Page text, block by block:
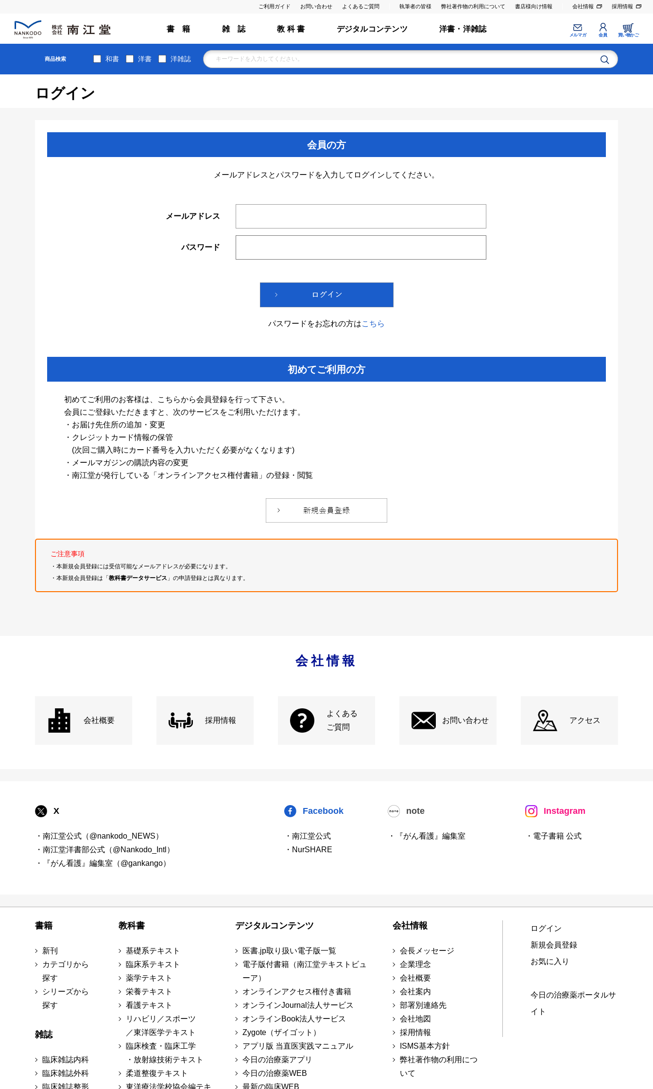
ご利用ガイド お問い合わせ よくあるご質問 執筆者の皆様 弊社著作物の利用について 書店様向け情報 会社情報 採用情報
書 籍 雑 誌 教 科 書 デジタルコンテンツ 洋書・洋雑誌
メルマガ 会員 買い物かご
商品検索 和書 洋書 洋雑誌
ログイン
会員の方
メールアドレスとパスワードを入力してログインしてください。
メールアドレス
パスワード
パスワードをお忘れの方はこちら
初めてご利用の方
初めてご利用のお客様は、こちらから会員登録を行って下さい。
会員にご登録いただきますと、次のサービスをご利用いただけます。
・お届け先住所の追加・変更
・クレジットカード情報の保管
(次回ご購入時にカード番号を入力いただく必要がなくなります)
・メールマガジンの購読内容の変更
・南江堂が発行している「オンラインアクセス権付書籍」の登録・閲覧
ご注意事項
・本新規会員登録には受信可能なメールアドレスが必要になります。
・本新規会員登録は「教科書データサービス 」の申請登録とは異なります。
会社情報
会社概要 採用情報
よくある
ご質問
お問い合わせ アクセス
X
・南江堂公式（@nankodo_NEWS）
・南江堂洋書部公式（@Nankodo_Intl）
・『がん看護』編集室（@gankango）
Facebook
・南江堂公式
・NurSHARE
note
・『がん看護』編集室
Instagram
・電子書籍 公式
書籍
新刊
カテゴリから
探す
シリーズから
探す
雑誌
臨床雑誌内科
臨床雑誌外科
臨床雑誌整形
教科書
基礎系テキスト
臨床系テキスト
薬学テキスト
栄養テキスト
看護テキスト
リハビリ／スポーツ
／東洋医学テキスト
臨床検査・臨床工学
・放射線技術テキスト
柔道整復テキスト
東洋療法学校協会編テキ
デジタルコンテンツ
医書.jp取り扱い電子版一覧
電子版付書籍（南江堂テキストビュ
ーア）
オンラインアクセス権付き書籍
オンラインJournal法人サービス
オンラインBook法人サービス
Zygote（ザイゴット）
アプリ版 当直医実践マニュアル
今日の治療薬アプリ
今日の治療薬WEB
最新の臨床WEB
会社情報
会長メッセージ
企業理念
会社概要
会社案内
部署別連絡先
会社地図
採用情報
ISMS基本方針
弊社著作物の利用につ
いて
ログイン
新規会員登録
お気に入り
今日の治療薬ポータルサ
イト